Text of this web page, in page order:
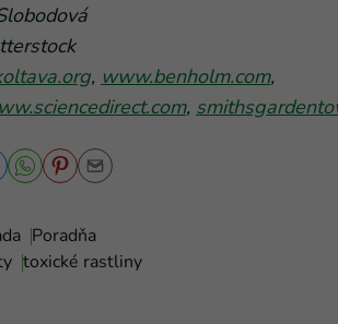
, www.benholm.com,
,
Poradňa
toxické rastliny